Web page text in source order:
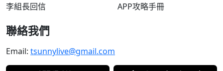
李組長回信
APP攻略手冊
聯絡我們
Email: tsunnylive@gmail.com